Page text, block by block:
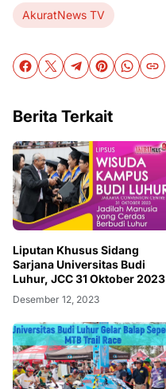
AkuratNews TV
Berita Terkait
Liputan Khusus Sidang
Sarjana Universitas Budi
Luhur, JCC 31 Oktober 2023
Desember 12, 2023